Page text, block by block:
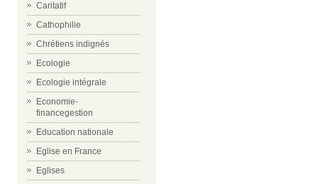
Caritatif
Cathophilie
Chrétiens indignés
Ecologie
Ecologie intégrale
Economie-
financegestion
Education nationale
Eglise en France
Eglises